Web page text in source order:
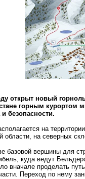
Buloq)
тур и
восемь дней,
и Амирсае +
открыт новый
горным курортом
и безопасности.
на
области, на северных
базовой вершины для
куда ведут
вначале проделать
Переход по нему